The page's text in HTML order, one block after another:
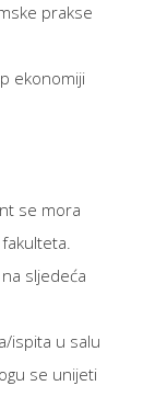
prakse
ekonomiji
se mora
sljedeća
ispita u salu
se unijeti